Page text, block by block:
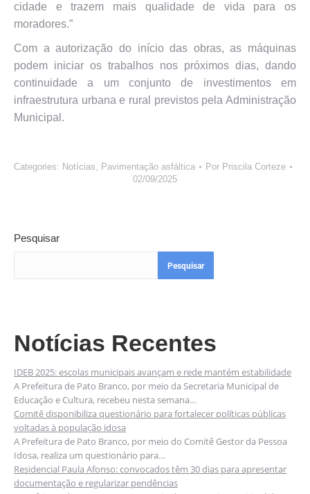
cidade e trazem mais qualidade de vida para os
moradores.”
Com a autorização do início das obras, as máquinas
podem iniciar os trabalhos nos próximos dias, dando
continuidade a um conjunto de investimentos em
infraestrutura urbana e rural previstos pela Administração
Municipal.
Categories: Notícias, Pavimentação asfáltica Por Priscila Corteze
02/09/2025
Pesquisar
Pesquisar
Notícias Recentes
IDEB 2025: escolas municipais avançam e rede mantém estabilidade
A Prefeitura de Pato Branco, por meio da Secretaria Municipal de
Educação e Cultura, recebeu nesta semana…
Comitê disponibiliza questionário para fortalecer políticas públicas
voltadas à população idosa
A Prefeitura de Pato Branco, por meio do Comitê Gestor da Pessoa
Idosa, realiza um questionário para…
Residencial Paula Afonso: convocados têm 30 dias para apresentar
documentação e regularizar pendências